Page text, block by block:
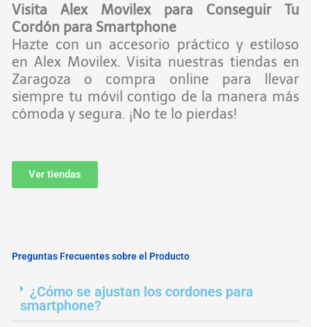
Visita Alex Movilex para Conseguir Tu
Cordón para Smartphone
Hazte con un accesorio práctico y estiloso
en Alex Movilex. Visita nuestras tiendas en
Zaragoza o compra online para llevar
siempre tu móvil contigo de la manera más
cómoda y segura. ¡No te lo pierdas!
Ver tiendas
Preguntas Frecuentes sobre el Producto
¿Cómo se ajustan los cordones para
smartphone?